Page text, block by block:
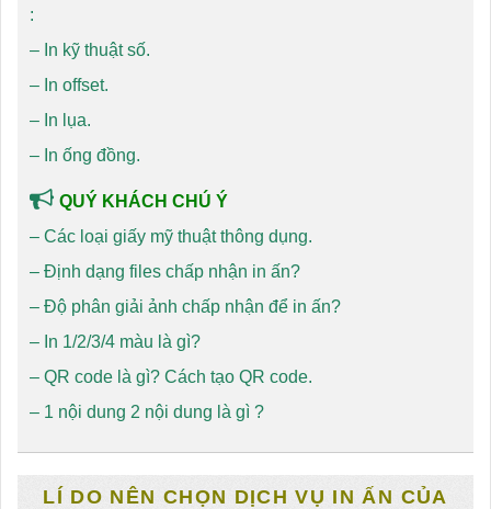
:
– In kỹ thuật số.
– In offset.
– In lụa.
– In ống đồng.
QUÝ KHÁCH CHÚ Ý
– Các loại giấy mỹ thuật thông dụng.
– Định dạng files chấp nhận in ấn?
– Độ phân giải ảnh chấp nhận để in ấn?
– In 1/2/3/4 màu là gì?
– QR code là gì? Cách tạo QR code.
– 1 nội dung 2 nội dung là gì ?
LÍ DO NÊN CHỌN DỊCH VỤ IN ẤN CỦA